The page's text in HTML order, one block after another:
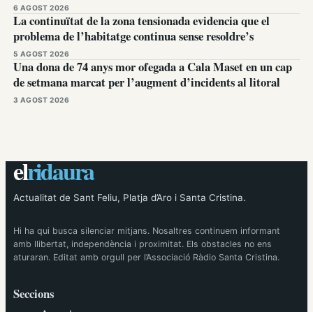
6 AGOST 2026
La continuïtat de la zona tensionada evidencia que el
problema de l’habitatge continua sense resoldre’s
5 AGOST 2026
Una dona de 74 anys mor ofegada a Cala Maset en un cap
de setmana marcat per l’augment d’incidents al litoral
3 AGOST 2026
elridaura
Actualitat de Sant Feliu, Platja d’Aro i Santa Cristina.
Hi ha qui busca silenciar mitjans. Nosaltres continuem informant
amb llibertat, independència i proximitat. Els obstacles no ens
aturaran. Editat amb orgull per l’Associació Ràdio Santa Cristina.
Seccions